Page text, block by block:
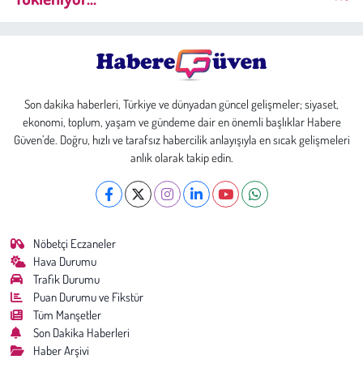
Son dakika haberleri, Türkiye ve dünyadan güncel gelişmeler; siyaset,
ekonomi, toplum, yaşam ve gündeme dair en önemli başlıklar Habere
Güven’de. Doğru, hızlı ve tarafsız habercilik anlayışıyla en sıcak gelişmeleri
anlık olarak takip edin.
Nöbetçi Eczaneler
Hava Durumu
Trafik Durumu
Puan Durumu ve Fikstür
Tüm Manşetler
Son Dakika Haberleri
Haber Arşivi